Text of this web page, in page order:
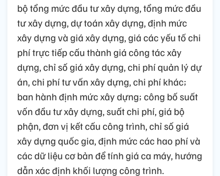
bộ tổng mức đầu tư xây dựng, tổng mức đầu
tư xây dựng, dự toán xây dựng, định mức
xây dựng và giá xây dựng, giá các yếu tố chi
phí trực tiếp cấu thành giá công tác xây
dựng, chỉ số giá xây dựng, chi phí quản lý dự
án, chi phí tư vấn xây dựng, chi phí khác;
ban hành định mức xây dựng; công bố suất
vốn đầu tư xây dựng, suất chi phí, giá bộ
phận, đơn vị kết cấu công trình, chỉ số giá
xây dựng quốc gia, định mức các hao phí và
các dữ liệu cơ bản để tính giá ca máy, hướng
dẫn xác định khối lượng công trình.